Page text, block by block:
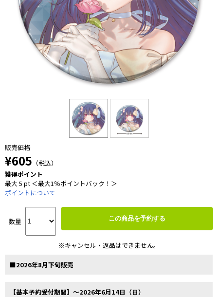
販売価格
¥605 （税込）
獲得ポイント
最大 5 pt ＜最大1％ポイントバック！＞
ポイントについて
数量 この商品を予約する
※キャンセル・返品はできません。
■2026年8月下旬販売
【基本予約受付期間】～2026年6月14日（日）